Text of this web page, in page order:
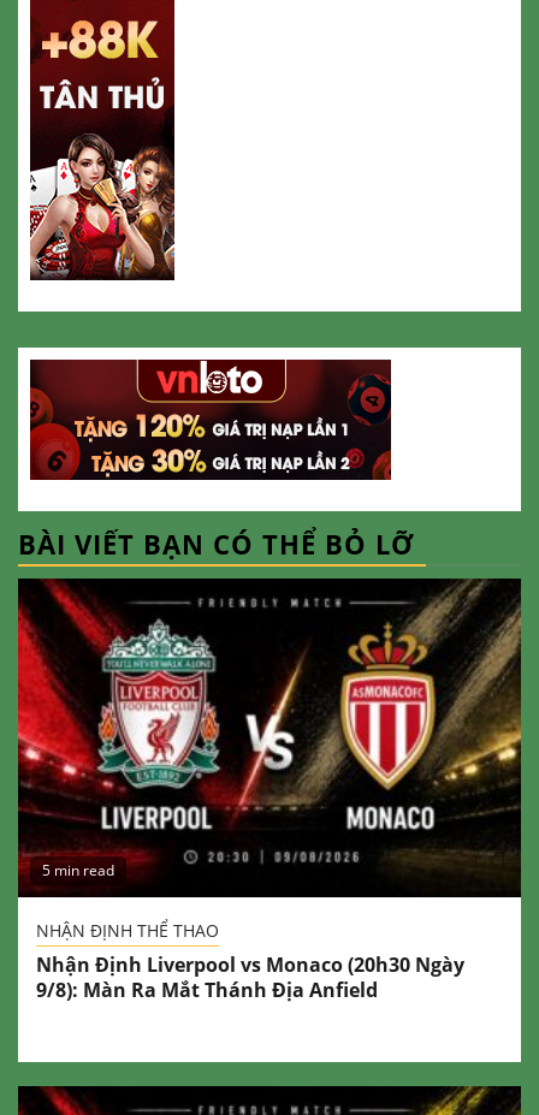
BÀI VIẾT BẠN CÓ THỂ BỎ LỠ
5 min read
NHẬN ĐỊNH THỂ THAO
Nhận Định Liverpool vs Monaco (20h30 Ngày
9/8): Màn Ra Mắt Thánh Địa Anfield